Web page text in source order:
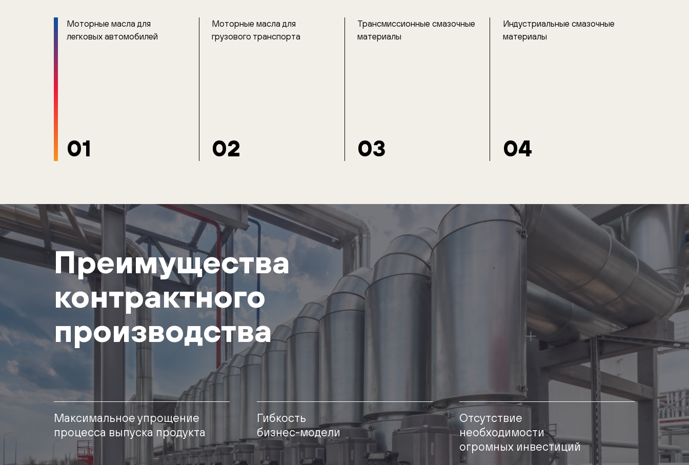
Моторные масла для
легковых автомобилей
01
Моторные масла для
грузового транспорта
02
Трансмиссионные смазочные
материалы
03
Индустриальные смазочные
материалы
04
Преимущества
контрактного
производства
Максимальное упрощение
процесса выпуска продукта
Гибкость
бизнес-модели
Отсутствие
необходимости
огромных инвестиций